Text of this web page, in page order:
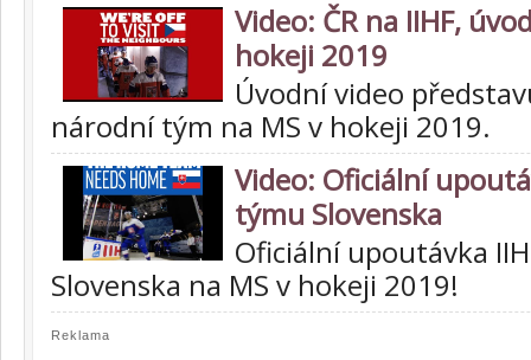
Video: ČR na IIHF,
hokeji 2019
Úvodní video
národní tým na MS v hokeji 2019.
Video: Oficiální
týmu Slovenska
Oficiální upoutávka
Slovenska na MS v hokeji 2019!
Reklama